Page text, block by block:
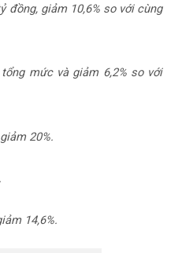
đồng, giảm 10,6% so với cùng
mức và giảm 6,2% so với
20%.
14,6%.